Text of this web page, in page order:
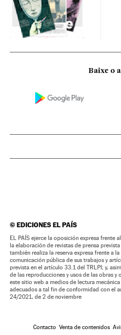
Baixe o
©EDICIONES EL PAÍS
EL PAÍS ejerce la oposición expresa frente
la elaboración de revistas de prensa
también realiza la reserva expresa frente a
comunicación pública de sus trabajos y
prevista en el artículo 33.1 del TRLPI; y,
de las reproducciones y usos de las obras y
este sitio web a medios de lectura
adecuados a tal fin de conformidad con el
24/2021, de 2 de noviembre
Contacto Venta de contenidos